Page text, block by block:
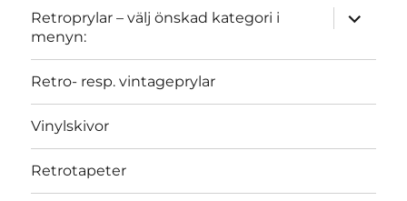
Retroprylar – välj önskad kategori i
menyn:
expand
child
Retro- resp. vintageprylar
Vinylskivor
Retrotapeter